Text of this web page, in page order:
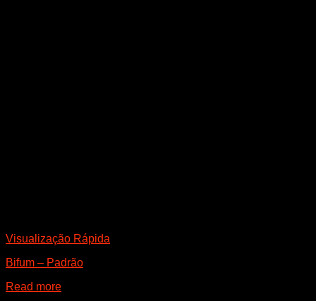
Visualização Rápida
Bifum – Padrão
Read more